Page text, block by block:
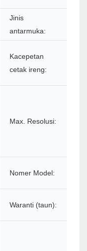
Jinis
antarmuka:
Kacepetan
cetak ireng:
Max. Resolusi:
Nomer Model:
Waranti (taun):